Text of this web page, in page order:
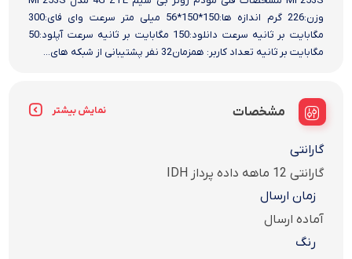
وزن:226 گرم اندازه ها:150*150*56 میلی متر سرعت وای فای:300
مگابایت بر ثانیه سرعت دانلود:150 مگابایت بر ثانیه سرعت آپلود:50
مگابایت بر ثانیه تعداد کاربر: همزمان32 نفر پشتیبانی از شبکه های...
مشخصات نمایش بیشتر
گارانتی
گارانتی 12 ماهه داده پرداز IDH
زمان ارسال
آماده ارسال
رنگ